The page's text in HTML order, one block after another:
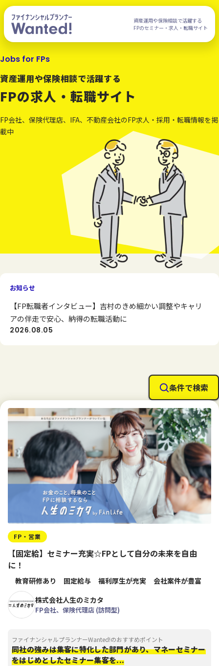
資産運用や保険相談で活躍する
FPのセミナー・求人・転職サイト
Jobs for FPs
資産運用や保険相談で活躍する
FPの求人・転職サイト
FP会社、保険代理店、IFA、不動産会社のFP求人・採用・転職情報を掲
載中
お知らせ
2026.08.05
【FP転職者インタビュー】吉村のきめ細かい調整やキャリ
アの伴走で安心、納得の転職活動に
条件で検索
FP・営業
【固定給】セミナー充実☆FPとして自分の未来を自由
に！
教育研修あり 固定給与 福利厚生が充実
会社案件が豊富
株式会社人生のミカタ
FP会社、保険代理店 (訪問型)
ファイナンシャルプランナーWanted!のおすすめポイント
同社の強みは集客に特化した部門があり、マネーセミナー
をはじめとしたセミナー集客を...